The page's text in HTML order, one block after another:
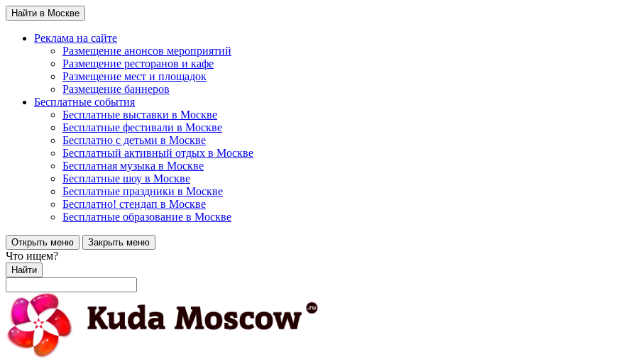
Найти в Москве
Реклама на сайте
Размещение анонсов мероприятий
Размещение ресторанов и кафе
Размещение мест и площадок
Размещение баннеров
Бесплатные события
Бесплатные выставки в Москве
Бесплатные фестивали в Москве
Бесплатно с детьми в Москве
Бесплатный активный отдых в Москве
Бесплатная музыка в Москве
Бесплатные шоу в Москве
Бесплатные праздники в Москве
Бесплатно! стендап в Москве
Бесплатные образование в Москве
Открыть меню Закрыть меню
Что ищем?
Найти